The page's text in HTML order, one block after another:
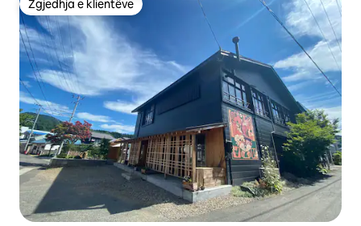
Zgjedhja e klientëve
Zgjedhja e klientëve